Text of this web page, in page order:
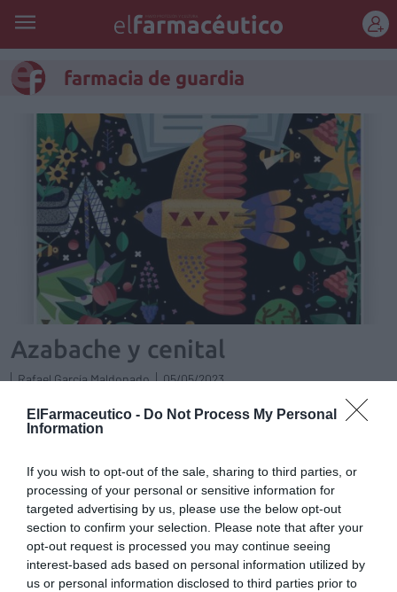
ElFarmaceutico - Do Not Process My Personal
Information
If you wish to opt-out of the sale, sharing to third parties, or
processing of your personal or sensitive information for
targeted advertising by us, please use the below opt-out
section to confirm your selection. Please note that after your
opt-out request is processed you may continue seeing
interest-based ads based on personal information utilized by
us or personal information disclosed to third parties prior to
farmacia de guardia
Azabache y cenital
Rafael García Maldonado 05/05/2023
Conocimiento del infierno
«Siempre de Guardia», campaña
para visibilizar la labor de los
farmacéuticos como profesionales
sanitarios